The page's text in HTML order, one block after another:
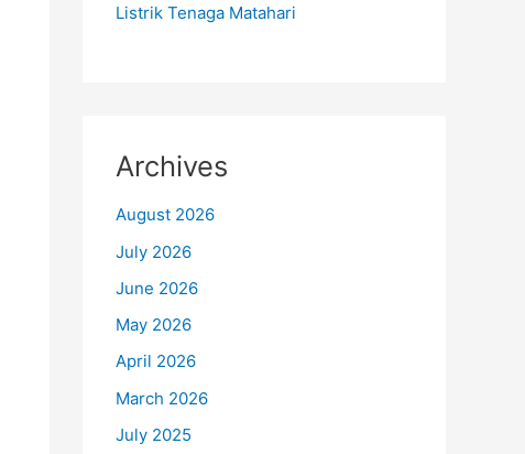
Listrik Tenaga Matahari
Archives
August 2026
July 2026
June 2026
May 2026
April 2026
March 2026
July 2025